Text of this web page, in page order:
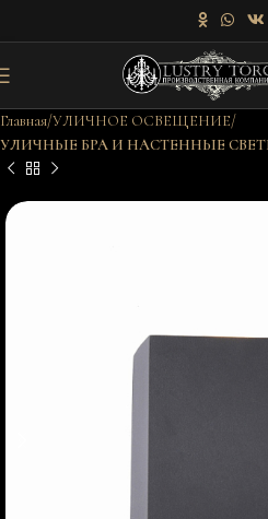
Главная УЛИЧНОЕ ОСВЕЩЕНИЕ
УЛИЧНЫЕ БРА И НАСТЕННЫЕ